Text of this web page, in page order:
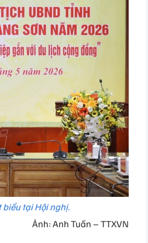
biểu tại Hội nghị.
Ảnh: Anh Tuấn – TTXVN